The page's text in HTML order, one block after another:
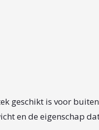
geschikt is voor
en de eigenschap